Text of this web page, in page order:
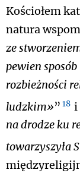
Kościołem
natura
ze
pewien
rozbieżności
ludzkim»” 18 i
na drodze ku
towarzyszyła